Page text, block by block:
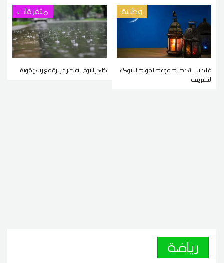
وطنية
فلكيا... تحديد موعد المولد النبوي
الشريف
متفرقات
ظهر اليوم.. أمطار غزيرة مع رياح قوية
رياضة